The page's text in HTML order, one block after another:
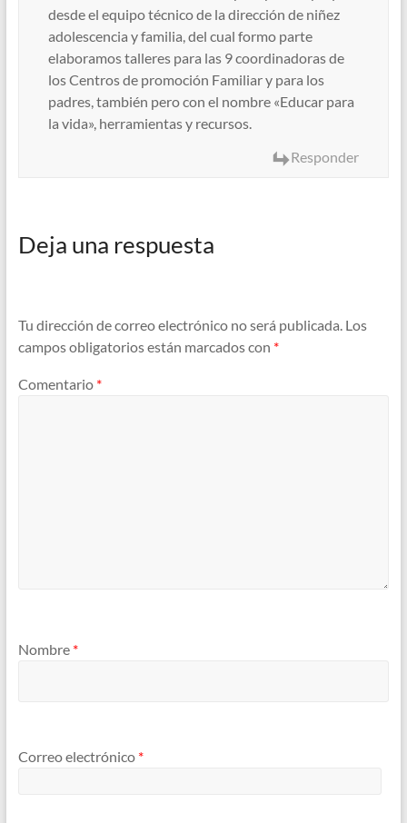
desde el equipo técnico de la dirección de niñez
adolescencia y familia, del cual formo parte
elaboramos talleres para las 9 coordinadoras de
los Centros de promoción Familiar y para los
padres, también pero con el nombre «Educar para
la vida», herramientas y recursos.
Responder
Deja una respuesta
Tu dirección de correo electrónico no será publicada. Los
campos obligatorios están marcados con *
Comentario *
Nombre *
Correo electrónico *